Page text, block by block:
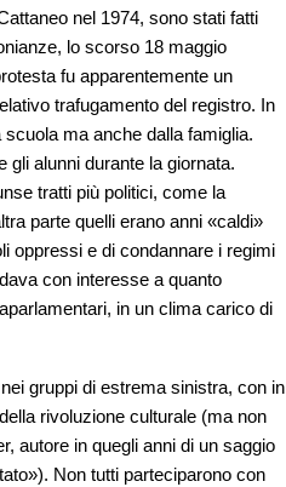
nel 1974, sono stati fatti
lo scorso 18 maggio
fu apparentemente un
trafugamento del registro. In
ma anche dalla famiglia.
alunni durante la giornata.
tratti più politici, come la
parte quelli erano anni «caldi»
oppressi e di condannare i regimi
con interesse a quanto
in un clima carico di
gruppi di estrema sinistra, con in
rivoluzione culturale (ma non
autore in quegli anni di un saggio
Non tutti parteciparono con